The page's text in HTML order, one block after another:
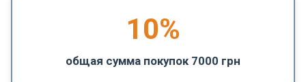
10%
общая сумма покупок 7000 грн